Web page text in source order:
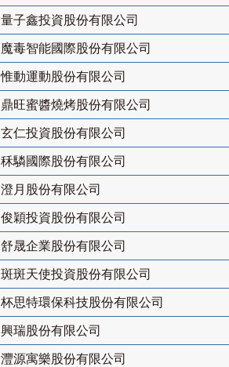
量子鑫投資股份有限公司
魔毒智能國際股份有限公司
惟動運動股份有限公司
鼎旺蜜醬燒烤股份有限公司
玄仁投資股份有限公司
秝驎國際股份有限公司
澄月股份有限公司
俊穎投資股份有限公司
舒晟企業股份有限公司
斑斑天使投資股份有限公司
杯思特環保科技股份有限公司
興瑞股份有限公司
灃源寓樂股份有限公司